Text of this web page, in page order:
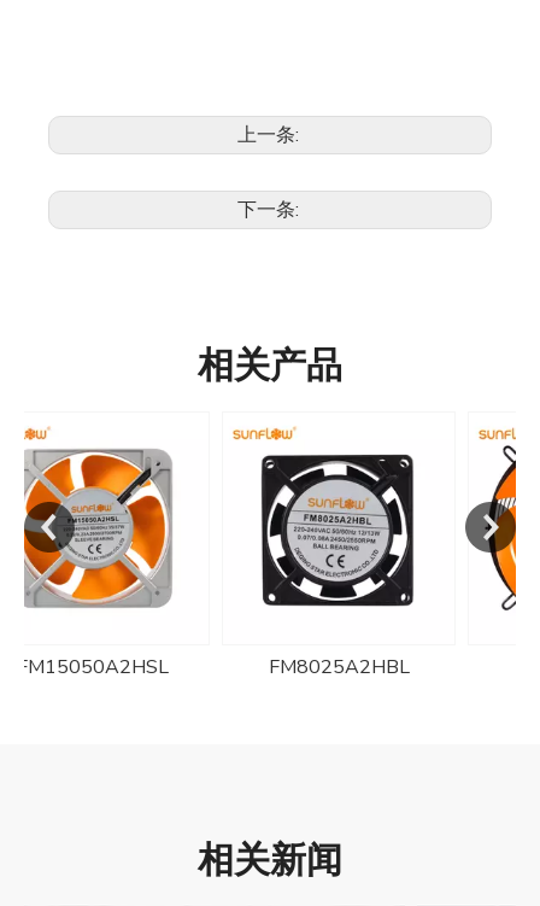
上一条:
下一条:
相关产品
FM8025A2HBL YWF4E-350S
相关新闻